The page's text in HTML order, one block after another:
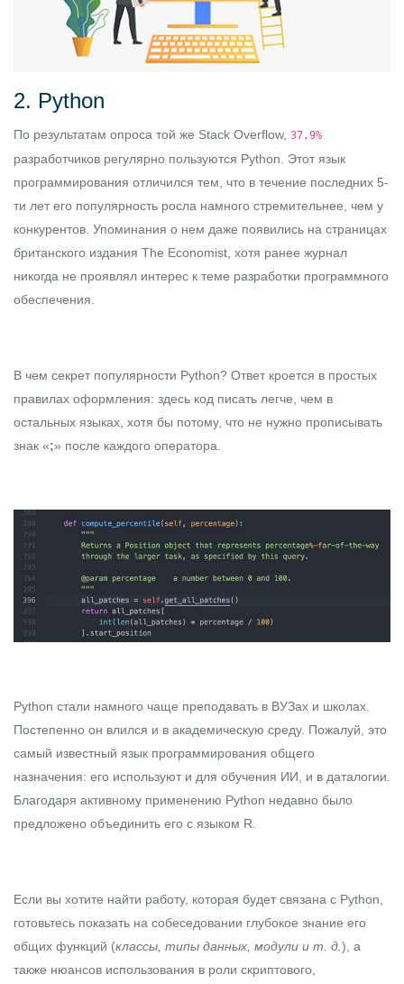
2. Python
По результатам опроса той же Stack Overflow, 37,9%
разработчиков регулярно пользуются Python. Этот язык
программирования отличился тем, что в течение последних 5-
ти лет его популярность росла намного стремительнее, чем у
конкурентов. Упоминания о нем даже появились на страницах
британского издания The Economist, хотя ранее журнал
никогда не проявлял интерес к теме разработки программного
обеспечения.
В чем секрет популярности Python? Ответ кроется в простых
правилах оформления: здесь код писать легче, чем в
остальных языках, хотя бы потому, что не нужно прописывать
знак «;» после каждого оператора.
Python стали намного чаще преподавать в ВУЗах и школах.
Постепенно он влился и в академическую среду. Пожалуй, это
самый известный язык программирования общего
назначения: его используют и для обучения ИИ, и в даталогии.
Благодаря активному применению Python недавно было
предложено объединить его с языком R.
Если вы хотите найти работу, которая будет связана с Python,
готовьтесь показать на собеседовании глубокое знание его
общих функций (классы, типы данных, модули и т. д. ), а
также нюансов использования в роли скриптового,